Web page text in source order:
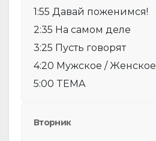
1:55 Давай поженимся!
2:35 На самом деле
3:25 Пусть говорят
4:20 Мужское / Женское
5:00 TEMA
Вторник